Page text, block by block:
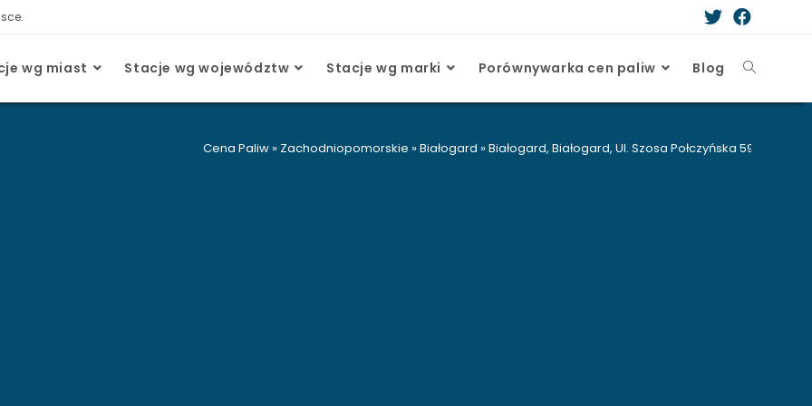
wg miast Stacje wg województw Stacje wg marki Porównywarka cen paliw Blog
Cena Paliw » Zachodniopomorskie »Białogard »Białogard, Białogard, Ul. Szosa Połczyńska 59